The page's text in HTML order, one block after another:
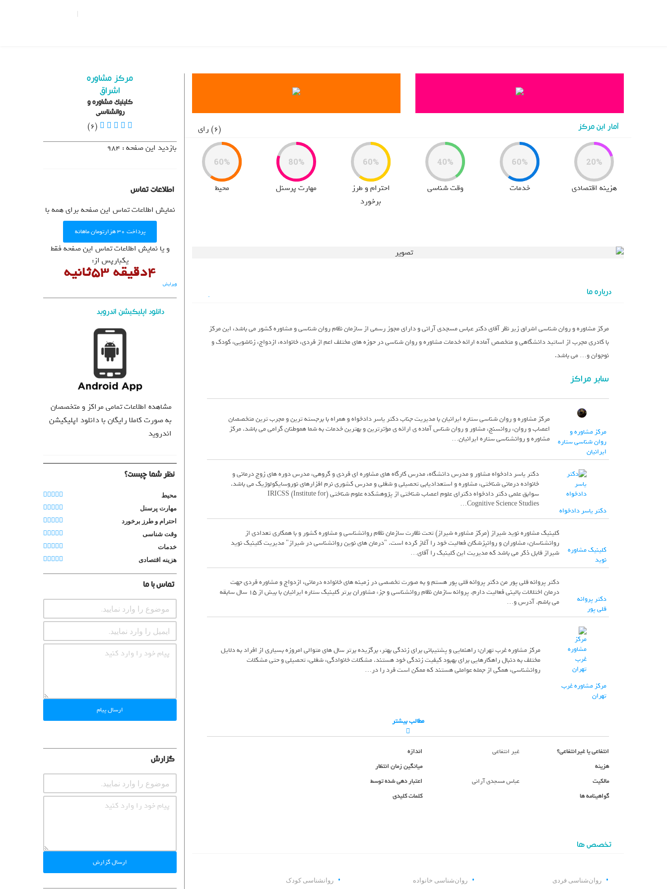
Blog
Contact Us
Home
Join Us
Login
Member Login
Thank You
User Directory
User Registration
برگه نمونه
پرسش و پاسخ
روانشناسان و روانپزشکان
روانشناسان و روانپزشکان
آمار این مرکز (6) رای
60%
محیط
80%
مهارت پرسنل
60%
احترام و طرز
برخورد
40%
وقت شناسی
60%
خدمات
20%
هزینه اقتصادی
درباره ما
مرکز مشاوره و روان شناسی اشراق زیر نظر آقای دکتر عباس مسجدی آرانی و دارای مجوز رسمی از سازمان نظام روان شناسی و مشاوره کشور می باشد، این مرکز
با کادری مجرب از اساتید دانشگاهی و متخصص آماده ارائه خدمات مشاوره و روان شناسی در حوزه های مختلف اعم از فردی، خانواده، ازدواج، زناشویی، کودک و
نوجوان و… می باشد.
سایر مراکز
مرکز مشاوره و
روان شناسی ستاره
ایرانیان
مرکز مشاوره و روان شناسی ستاره ایرانیان با مدیریت جناب دکتر یاسر دادخواه و همراه با برجسته ترین و مجرب ترین متخصصان
اعصاب و روان، روانسنج، مشاور و روان شناس آماده ی ارائه ی مؤثرترین و بهترین خدمات به شما هموطنان گرامی می باشد. مرکز
مشاوره و روانشناسی ستاره ایرانیان…
دکتر یاسر دادخواه
دکتر یاسر دادخواه مشاور و مدرس دانشگاه، مدرس کارگاه های مشاوره ای فردی و گروهی، مدرس دوره های زوج درمانی و
خانواده درمانی شناختی، مشاوره و استعدادیابی تحصیلی و شغلی و مدرس کشوری نرم افزارهای نوروسایکولوژیک می باشد.
سوابق علمی دکتر دادخواه دکترای علوم اعصاب شناختی از پژوهشکده علوم شناختی (IRICSS (Institute for
Cognitive Science Studies…
کلینیک مشاوره
نوید
کلینیک مشاوره نوید شیراز (مرکز مشاوره شیراز) تحت نظارت سازمان نظام روانشناسی و مشاوره کشور و با همکاری تعدادی از
روانشناسان، مشاوران و روانپزشکان فعالیت خود را آغاز کرده است. "درمان های نوین روانشناسی در شیراز" مدیریت کلینیک نوید
شیراز قابل ذکر می باشد که مدیریت این کلینیک را آقای…
دکتر پروانه
قلی پور
دکتر پروانه قلی پور من دکتر پروانه قلی پور هستم و به صورت تخصصی در زمینه های خانواده درمانی، ازدواج و مشاوره فردی جهت
درمان اختلالات بالینی فعالیت دارم. پروانه سازمان نظام روانشناسی و جزء مشاوران برتر کلینیک ستاره ایرانیان با بیش از 15 سال سابقه
می باشم. آدرس و…
مرکز مشاوره غرب
تهران
مرکز مشاوره غرب تهران: راهنمایی و پشتیبانی برای زندگی بهتر، برگزیده برتر سال های متوالی امروزه بسیاری از افراد به دلایل
مختلف به دنبال راهکارهایی برای بهبود کیفیت زندگی خود هستند. مشکلات خانوادگی، شغلی، تحصیلی و حتی مشکلات
روانشناسی، همگی از جمله عواملی هستند که ممکن است فرد را در…
مطالب بیشتر
انتفاعی یا غیرانتفاعی؟ غیر انتفاعی
اندازه
هزینه
میانگین زمان انتظار
مالکیت
عباس مسجدی آرانی
اعتبار دهی شده توسط
گواهینامه ها
کلمات کلیدی
تخصص ها
روان‌شناسی فردی روان‌شناسی خانواده
روانشناسی کودک
مرکز مشاوره
اشراق
کلینیک مشاوره و
روانشناسی
(6)
بازدید این صفحه : 984
اطلاعات تماس
نمایش اطلاعات تماس این صفحه برای همه با
پرداخت ۳۰ هزارتومان ماهانه
و یا نمایش اطلاعات تماس این صفحه فقط
یکبارپس از:
4دقیقه 53ثانیه
ویرایش
دانلود اپلیکیشن اندروید
مشاهده اطلاعات تمامی مراکز و متخصصان
به صورت کاملا رایگان با دانلود اپلیکیشن
اندروید
نظر شما چیست؟
محیط
مهارت پرسنل
احترام و طرز برخورد
وقت شناسی
خدمات
هزینه اقتصادی
تماس با ما
ارسال پیام
گزارش
ارسال گزارش